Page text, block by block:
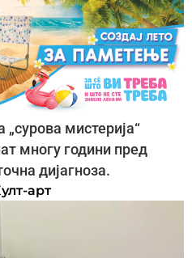
„сурова мистерија“
многу години пред
дијагноза.
арт